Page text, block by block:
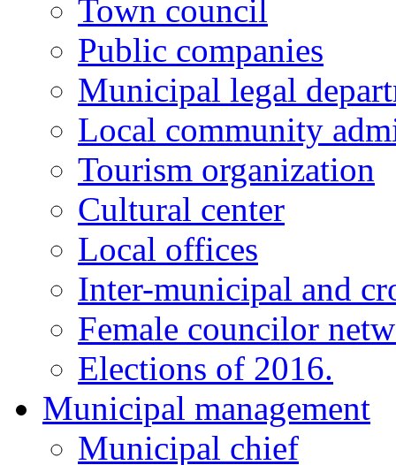
Town council
Public companies
Municipal legal
Local community
Tourism organization
Cultural center
Local offices
Inter-municipal and
Female councilor
Elections of 2016.
Municipal management
Municipal chief